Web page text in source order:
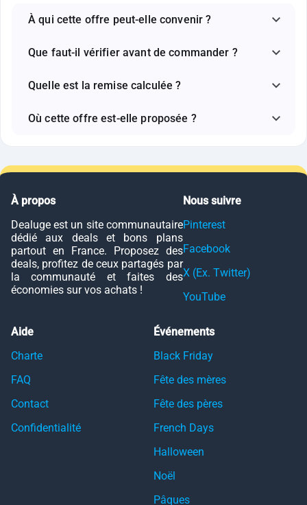
À qui cette offre peut-elle convenir ?
Que faut-il vérifier avant de commander ?
Quelle est la remise calculée ?
Où cette offre est-elle proposée ?
À propos
Dealuge est un site communautaire
dédié aux deals et bons plans
partout en France. Proposez des
deals, profitez de ceux partagés par
la communauté et faites des
économies sur vos achats !
Nous suivre
Pinterest
Facebook
X (Ex. Twitter)
YouTube
Aide
Charte
FAQ
Contact
Confidentialité
Événements
Black Friday
Fête des mères
Fête des pères
French Days
Halloween
Noël
Pâques